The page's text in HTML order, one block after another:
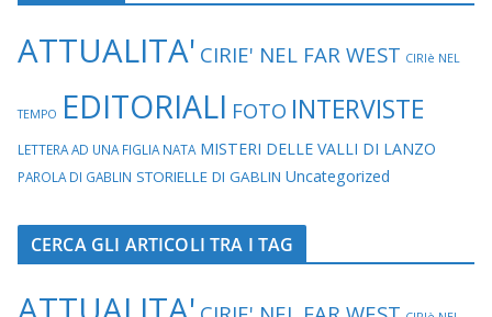
ATTUALITA' CIRIE' NEL FAR WEST CIRIè NEL
TEMPO EDITORIALI FOTO INTERVISTE
LETTERA AD UNA FIGLIA NATA MISTERI DELLE VALLI DI LANZO
PAROLA DI GABLIN STORIELLE DI GABLIN Uncategorized
CERCA GLI ARTICOLI TRA I TAG